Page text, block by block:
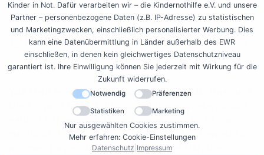
Kinder in Not. Dafür verarbeiten wir – die Kindernothilfe e.V. und unsere
Partner – personenbezogene Daten (z.B. IP-Adresse) zu statistischen
und Marketingzwecken, einschließlich personalisierter Werbung. Dies
kann eine Datenübermittlung in Länder außerhalb des EWR
einschließen, in denen kein gleichwertiges Datenschutzniveau
garantiert ist. Ihre Einwilligung können Sie jederzeit mit Wirkung für die
Zukunft widerrufen.
Notwendig Präferenzen
Statistiken Marketing
Nur ausgewählten Cookies zustimmen.
Mehr erfahren: Cookie-Einstellungen
Datenschutz Impressum
Wiederaufbau der
Ukraine: Die Jugend muss
mitentscheiden!
Wie sieht eine gerechte Zukunft für die Ukraine aus?
Die Antwort ist klar: Ein nachhaltiger Wiederaufbau
gelingt nur, wenn die junge Generation nicht nur
zuschaut, sondern aktiv mitentscheidet. Gemeinsam
mit zwei jungen Aktivistinnen aus der Ukraine